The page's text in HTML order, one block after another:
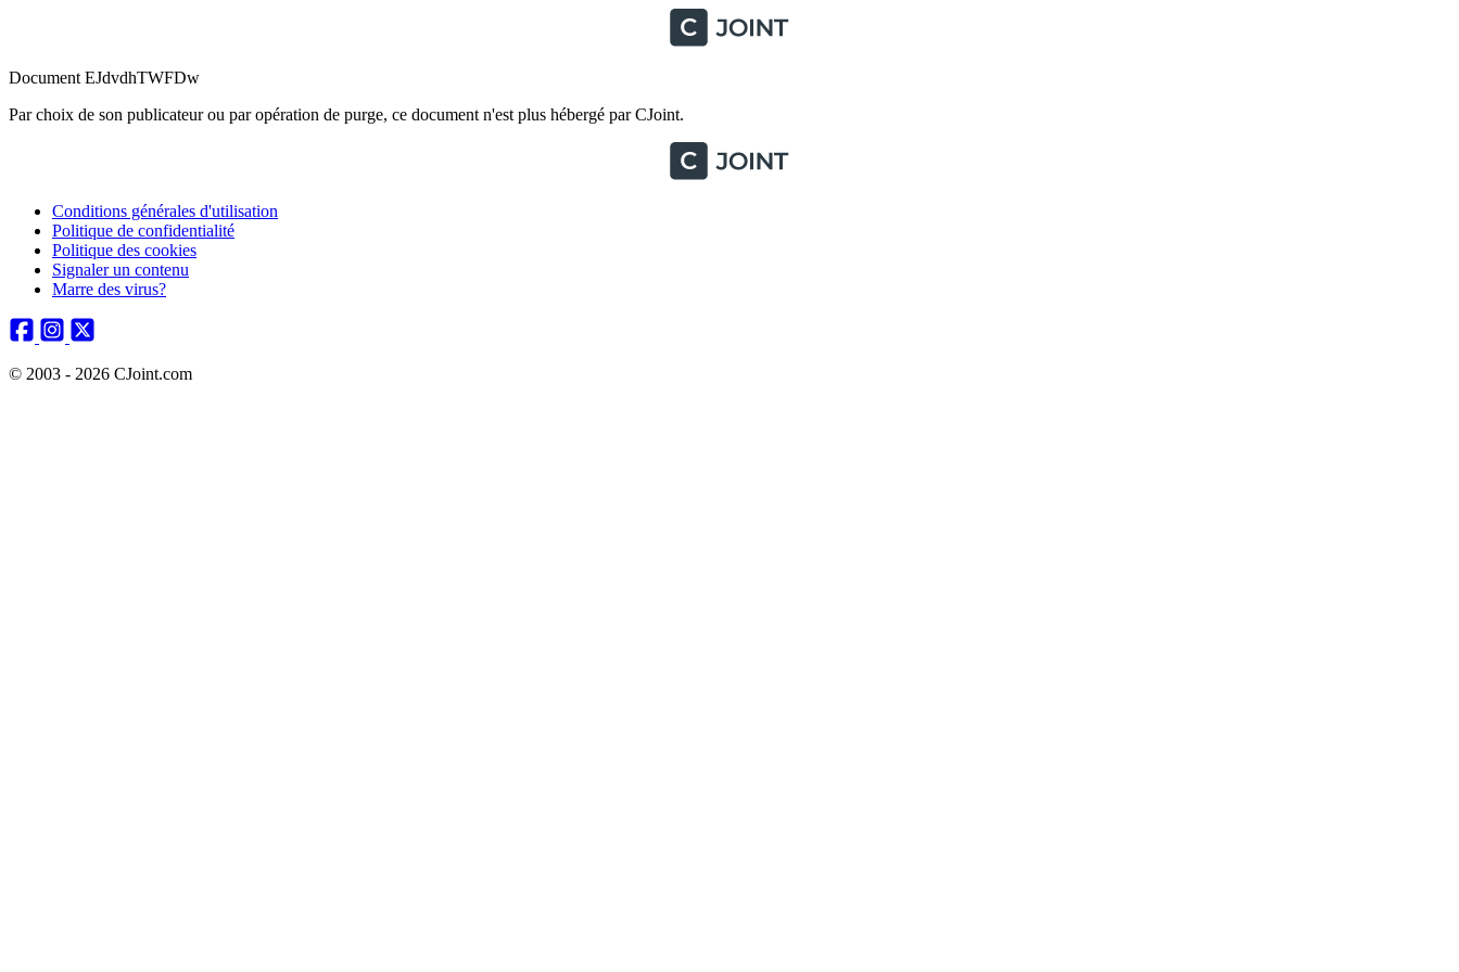
Document EJdvdhTWFDw
Par choix de son publicateur ou par opération de purge, ce document n'est plus hébergé par CJoint.
Conditions générales d'utilisation
Politique de confidentialité
Politique des cookies
Signaler un contenu
Marre des virus?
© 2003 - 2026 CJoint.com